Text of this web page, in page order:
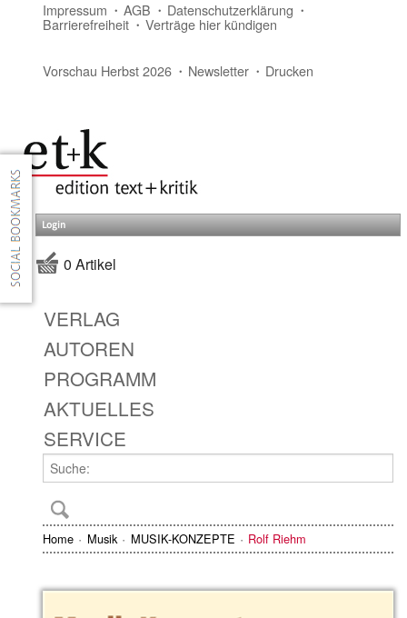
Impressum AGB Datenschutzerklärung
Barrierefreiheit Verträge hier kündigen
Vorschau Herbst 2026 Newsletter Drucken
Login
0 Artikel
VERLAG
AUTOREN
PROGRAMM
AKTUELLES
SERVICE
Home Musik MUSIK-KONZEPTE Rolf Riehm